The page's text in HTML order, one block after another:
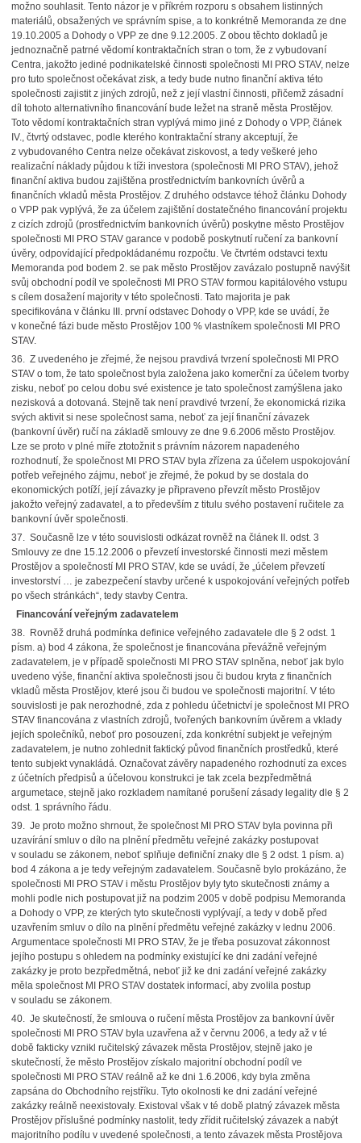
možno souhlasit. Tento názor je v příkrém rozporu s obsahem listinných
materiálů, obsažených ve správním spise, a to konkrétně Memoranda ze dne
19.10.2005 a Dohody o VPP ze dne 9.12.2005. Z obou těchto dokladů je
jednoznačně patrné vědomí kontraktačních stran o tom, že z vybudovaní
Centra, jakožto jediné podnikatelské činnosti společnosti MI PRO STAV, nelze
pro tuto společnost očekávat zisk, a tedy bude nutno finanční aktiva této
společnosti zajistit z jiných zdrojů, než z její vlastní činnosti, přičemž zásadní
díl tohoto alternativního financování bude ležet na straně města Prostějov.
Toto vědomí kontraktačních stran vyplývá mimo jiné z Dohody o VPP, článek
IV., čtvrtý odstavec, podle kterého kontraktační strany akceptují, že
z vybudovaného Centra nelze očekávat ziskovost, a tedy veškeré jeho
realizační náklady půjdou k tíži investora (společnosti MI PRO STAV), jehož
finanční aktiva budou zajištěna prostřednictvím bankovních úvěrů a
finančních vkladů města Prostějov. Z druhého odstavce téhož článku Dohody
o VPP pak vyplývá, že za účelem zajištění dostatečného financování projektu
z cizích zdrojů (prostřednictvím bankovních úvěrů) poskytne město Prostějov
společnosti MI PRO STAV garance v podobě poskytnutí ručení za bankovní
úvěry, odpovídající předpokládanému rozpočtu. Ve čtvrtém odstavci textu
Memoranda pod bodem 2. se pak město Prostějov zavázalo postupně navýšit
svůj obchodní podíl ve společnosti MI PRO STAV formou kapitálového vstupu
s cílem dosažení majority v této společnosti. Tato majorita je pak
specifikována v článku III. první odstavec Dohody o VPP, kde se uvádí, že
v konečné fázi bude město Prostějov 100 % vlastníkem společnosti MI PRO
STAV.
36. Z uvedeného je zřejmé, že nejsou pravdivá tvrzení společnosti MI PRO
STAV o tom, že tato společnost byla založena jako komerční za účelem tvorby
zisku, neboť po celou dobu své existence je tato společnost zamýšlena jako
nezisková a dotovaná. Stejně tak není pravdivé tvrzení, že ekonomická rizika
svých aktivit si nese společnost sama, neboť za její finanční závazek
(bankovní úvěr) ručí na základě smlouvy ze dne 9.6.2006 město Prostějov.
Lze se proto v plné míře ztotožnit s právním názorem napadeného
rozhodnutí, že společnost MI PRO STAV byla zřízena za účelem uspokojování
potřeb veřejného zájmu, neboť je zřejmé, že pokud by se dostala do
ekonomických potíží, její závazky je připraveno převzít město Prostějov
jakožto veřejný zadavatel, a to především z titulu svého postavení ručitele za
bankovní úvěr společnosti.
37. Současně lze v této souvislosti odkázat rovněž na článek II. odst. 3
Smlouvy ze dne 15.12.2006 o převzetí investorské činnosti mezi městem
Prostějov a společností MI PRO STAV, kde se uvádí, že „účelem převzetí
investorství … je zabezpečení stavby určené k uspokojování veřejných potřeb
po všech stránkách“, tedy stavby Centra.
Financování veřejným zadavatelem
38. Rovněž druhá podmínka definice veřejného zadavatele dle § 2 odst. 1
písm. a) bod 4 zákona, že společnost je financována převážně veřejným
zadavatelem, je v případě společnosti MI PRO STAV splněna, neboť jak bylo
uvedeno výše, finanční aktiva společnosti jsou či budou kryta z finančních
vkladů města Prostějov, které jsou či budou ve společnosti majoritní. V této
souvislosti je pak nerozhodné, zda z pohledu účetnictví je společnost MI PRO
STAV financována z vlastních zdrojů, tvořených bankovním úvěrem a vklady
jejích společníků, neboť pro posouzení, zda konkrétní subjekt je veřejným
zadavatelem, je nutno zohlednit faktický původ finančních prostředků, které
tento subjekt vynakládá. Označovat závěry napadeného rozhodnutí za exces
z účetních předpisů a účelovou konstrukci je tak zcela bezpředmětná
argumetace, stejně jako rozkladem namítané porušení zásady legality dle § 2
odst. 1 správního řádu.
39. Je proto možno shrnout, že společnost MI PRO STAV byla povinna při
uzavírání smluv o dílo na plnění předmětu veřejné zakázky postupovat
v souladu se zákonem, neboť splňuje definiční znaky dle § 2 odst. 1 písm. a)
bod 4 zákona a je tedy veřejným zadavatelem. Současně bylo prokázáno, že
společnosti MI PRO STAV i městu Prostějov byly tyto skutečnosti známy a
mohli podle nich postupovat již na podzim 2005 v době podpisu Memoranda
a Dohody o VPP, ze kterých tyto skutečnosti vyplývají, a tedy v době před
uzavřením smluv o dílo na plnění předmětu veřejné zakázky v lednu 2006.
Argumentace společnosti MI PRO STAV, že je třeba posuzovat zákonnost
jejího postupu s ohledem na podmínky existující ke dni zadání veřejné
zakázky je proto bezpředmětná, neboť již ke dni zadání veřejné zakázky
měla společnost MI PRO STAV dostatek informací, aby zvolila postup
v souladu se zákonem.
40. Je skutečností, že smlouva o ručení města Prostějov za bankovní úvěr
společnosti MI PRO STAV byla uzavřena až v červnu 2006, a tedy až v té
době fakticky vznikl ručitelský závazek města Prostějov, stejně jako je
skutečností, že město Prostějov získalo majoritní obchodní podíl ve
společnosti MI PRO STAV reálně až ke dni 1.6.2006, kdy byla změna
zapsána do Obchodního rejstříku. Tyto okolnosti ke dni zadání veřejné
zakázky reálně neexistovaly. Existoval však v té době platný závazek města
Prostějov příslušné podmínky nastolit, tedy zřídit ručitelský závazek a nabýt
majoritního podílu v uvedené společnosti, a tento závazek města Prostějova